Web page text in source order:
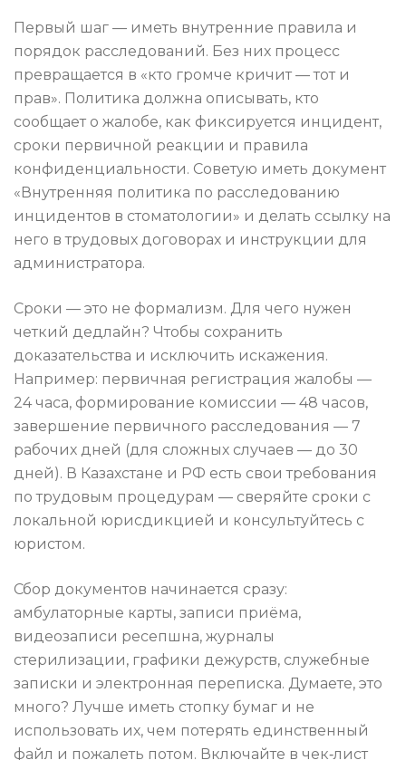
Первый шаг — иметь внутренние правила и
порядок расследований. Без них процесс
превращается в «кто громче кричит — тот и
прав». Политика должна описывать, кто
сообщает о жалобе, как фиксируется инцидент,
сроки первичной реакции и правила
конфиденциальности. Советую иметь документ
«Внутренняя политика по расследованию
инцидентов в стоматологии» и делать ссылку на
него в трудовых договорах и инструкции для
администратора.
Сроки — это не формализм. Для чего нужен
четкий дедлайн? Чтобы сохранить
доказательства и исключить искажения.
Например: первичная регистрация жалобы —
24 часа, формирование комиссии — 48 часов,
завершение первичного расследования — 7
рабочих дней (для сложных случаев — до 30
дней). В Казахстане и РФ есть свои требования
по трудовым процедурам — сверяйте сроки с
локальной юрисдикцией и консультуйтесь с
юристом.
Сбор документов начинается сразу:
амбулаторные карты, записи приёма,
видеозаписи ресепшна, журналы
стерилизации, графики дежурств, служебные
записки и электронная переписка. Думаете, это
много? Лучше иметь стопку бумаг и не
использовать их, чем потерять единственный
файл и пожалеть потом. Включайте в чек‑лист